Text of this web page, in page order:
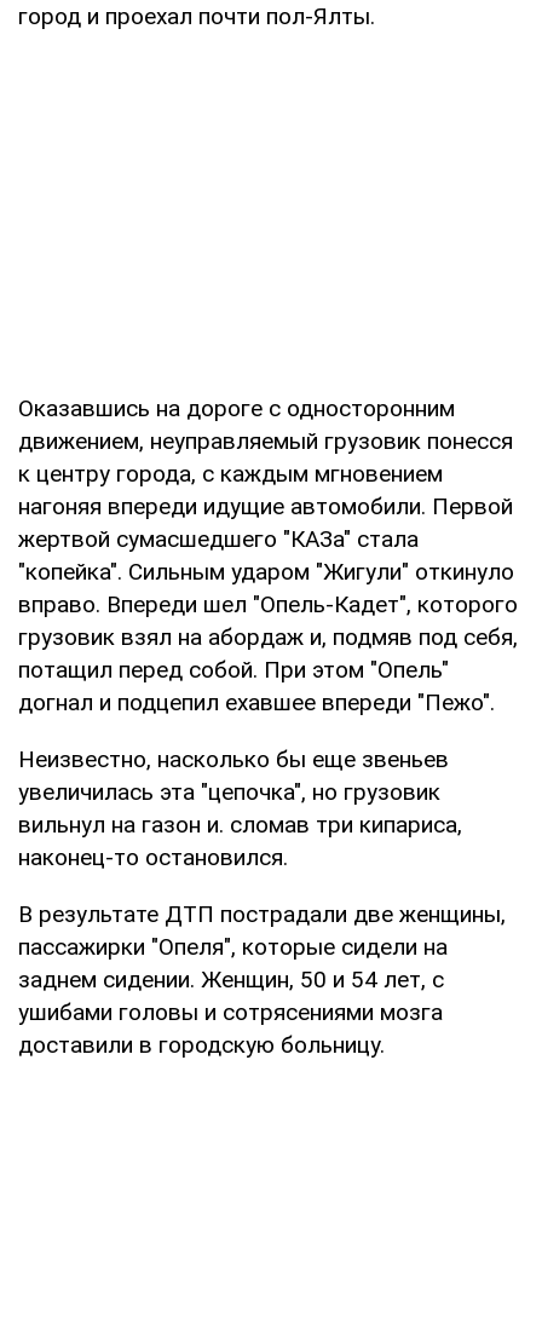
город и проехал почти пол-Ялты.
Оказавшись на дороге с односторонним
движением, неуправляемый грузовик понесся
к центру города, с каждым мгновением
нагоняя впереди идущие автомобили. Первой
жертвой сумасшедшего "КАЗа" стала
"копейка". Сильным ударом "Жигули" откинуло
вправо. Впереди шел "Опель-Кадет", которого
грузовик взял на абордаж и, подмяв под себя,
потащил перед собой. При этом "Опель"
догнал и подцепил ехавшее впереди "Пежо".
Неизвестно, насколько бы еще звеньев
увеличилась эта "цепочка", но грузовик
вильнул на газон и. сломав три кипариса,
наконец-то остановился.
В результате ДТП пострадали две женщины,
пассажирки "Опеля", которые сидели на
заднем сидении. Женщин, 50 и 54 лет, с
ушибами головы и сотрясениями мозга
доставили в городскую больницу.